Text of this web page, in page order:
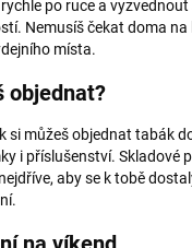
po ruce a vyzvednout
Nemusíš čekat doma na
místa.
objednat?
si můžeš objednat tabák
i příslušenství. Skladové
aby se k tobě